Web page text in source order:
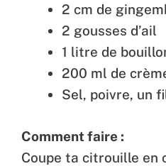
2 cm de
2 gousses d’ail
1 litre de
200 ml de
Sel, poivre, un
Comment faire :
Coupe ta citrouille en